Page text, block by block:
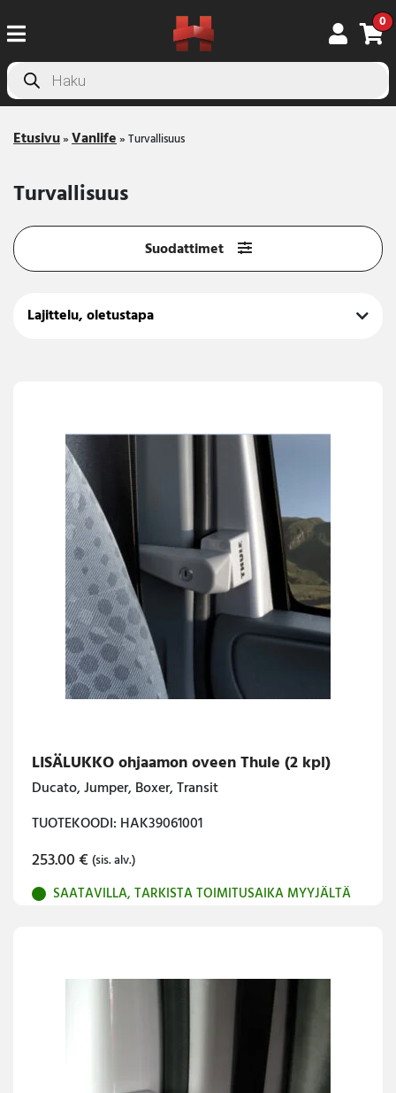
0
Products
search
Etusivu»Vanlife»Turvallisuus
Turvallisuus
Suodattimet
LISÄLUKKO ohjaamon oveen Thule (2 kpl)
Ducato, Jumper, Boxer, Transit
TUOTEKOODI: HAK39061001
253.00€ (sis. alv.)
SAATAVILLA, TARKISTA TOIMITUSAIKA MYYJÄLTÄ